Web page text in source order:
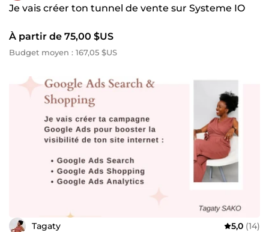
Je vais créer ton tunnel de vente sur Systeme IO
À partir de 75,00 $US
Budget moyen : 167,05 $US
Tagaty 5,0 (14)